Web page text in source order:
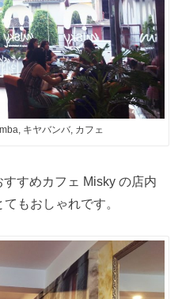
キヤバンバ, カフェ
すめカフェ Misky の店内
もおしゃれです。